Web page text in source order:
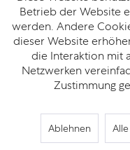
und
dem für die
unentgeltliche
gespeicherten
Kopie dieser
Europäische
betroffenen
Betrieb der Website
werden. Andere
dieser Website
die Interaktion mit
Netzwerken
Zustimmung
Ablehnen